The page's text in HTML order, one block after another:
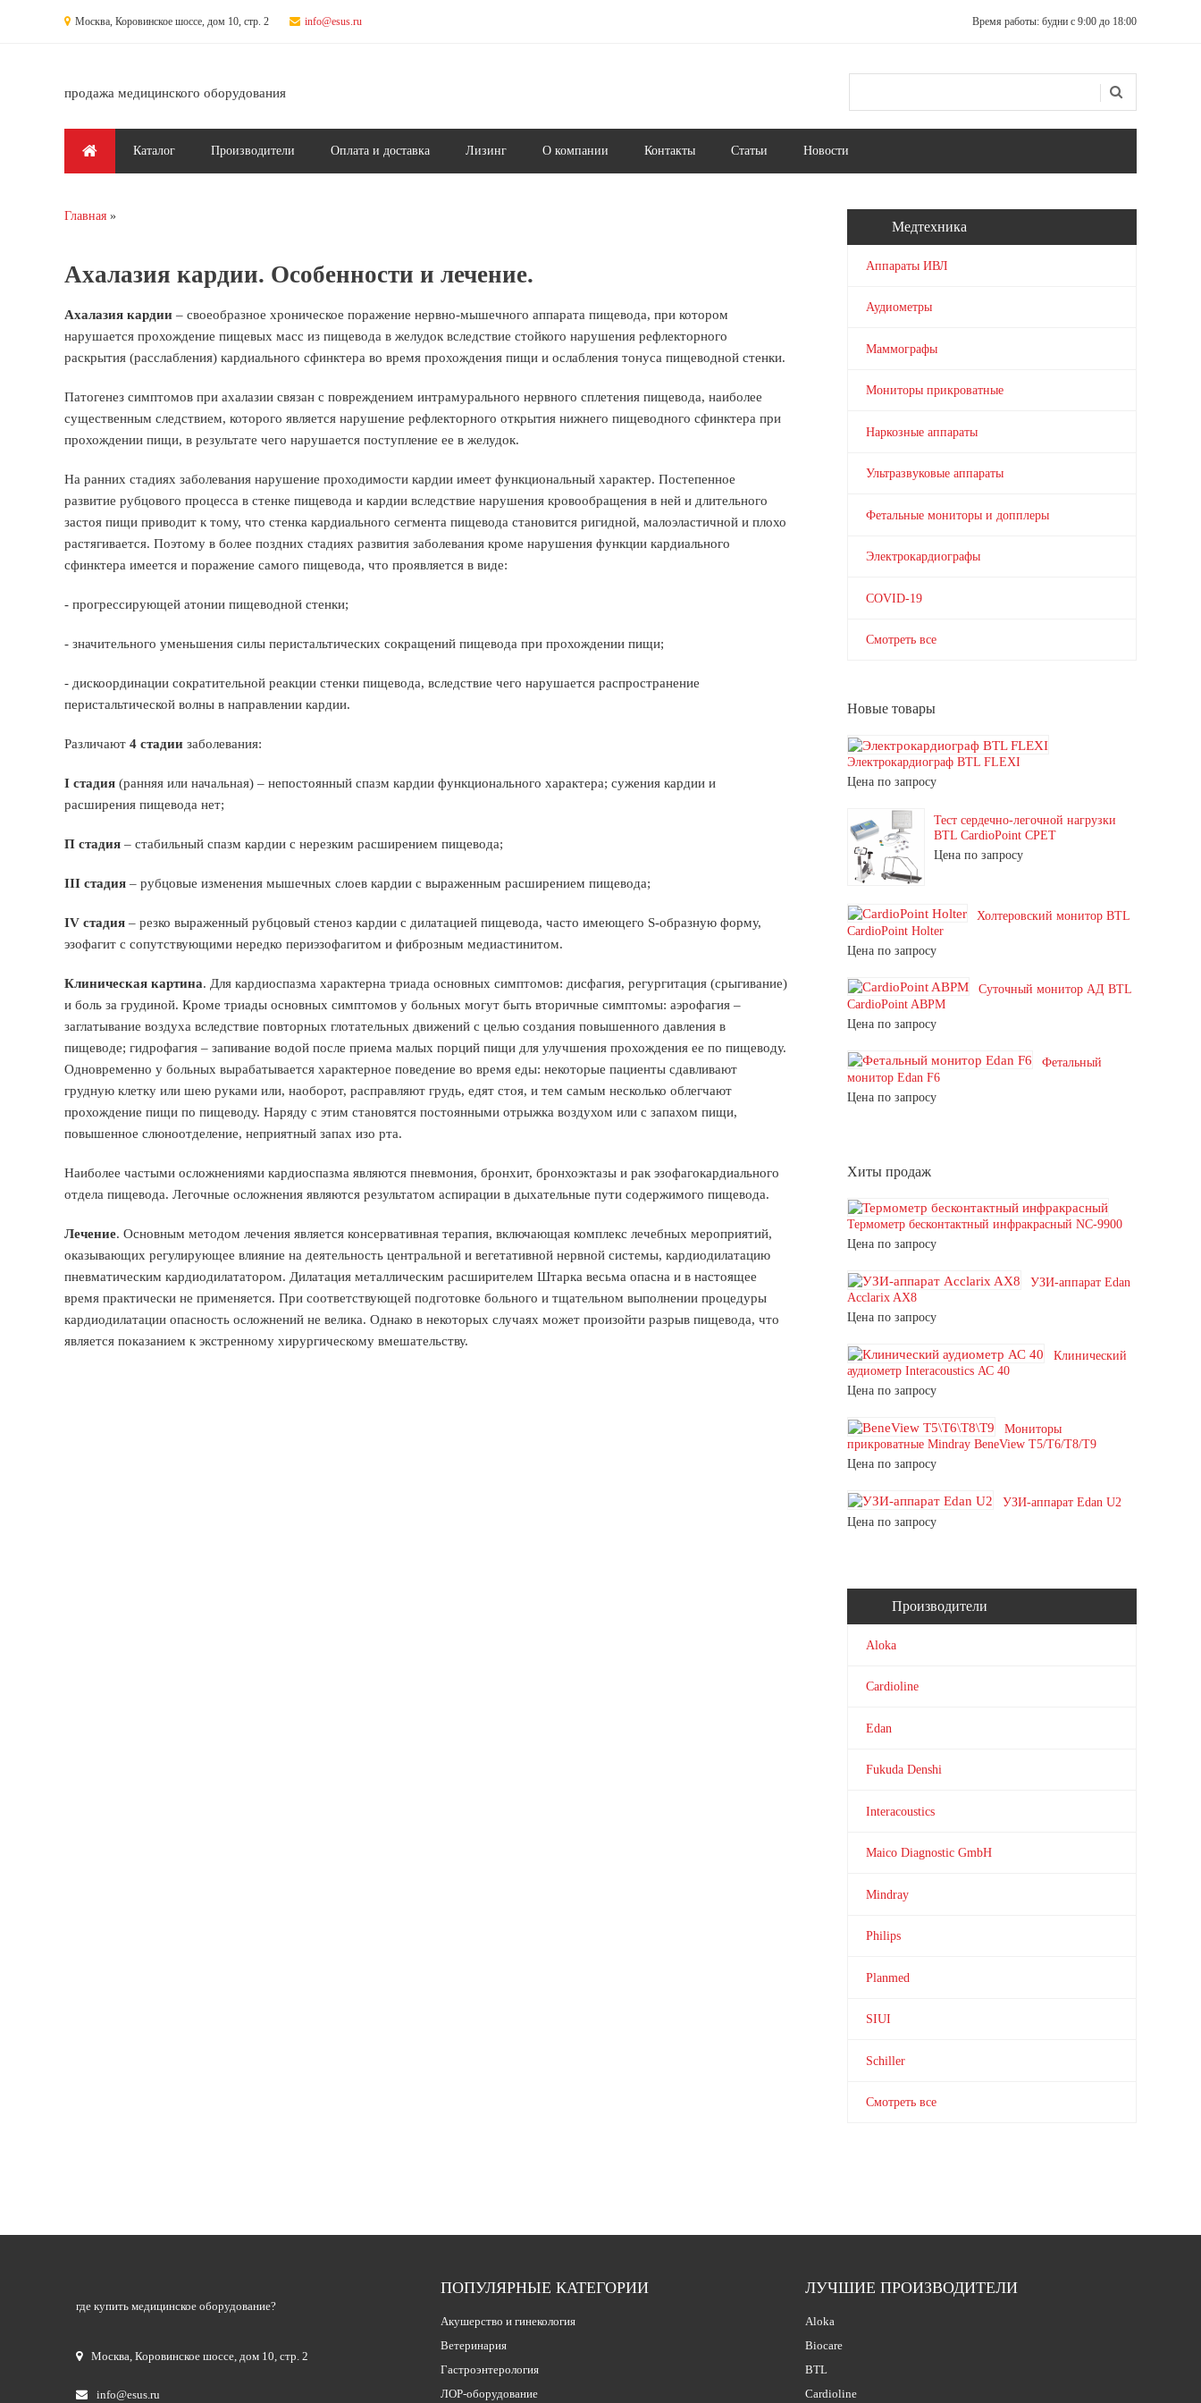
Москва, Коровинское шоссе, дом 10, стр. 2 info@esus.ru Время работы: будни с 9:00 до 18:00
продажа медицинского оборудования
Главное менюКаталог Производители Оплата и доставка Лизинг О компании Контакты Статьи Новости
Вы здесь
Главная
Ахалазия кардии. Особенности и лечение.
Ахалазия кардии – своеобразное хроническое поражение нервно-мышечного аппарата пищевода, при котором
нарушается прохождение пищевых масс из пищевода в желудок вследствие стойкого нарушения рефлекторного
раскрытия (расслабления) кардиального сфинктера во время прохождения пищи и ослабления тонуса пищеводной стенки.
Патогенез симптомов при ахалазии связан с повреждением интрамурального нервного сплетения пищевода, наиболее
существенным следствием, которого является нарушение рефлекторного открытия нижнего пищеводного сфинктера при
прохождении пищи, в результате чего нарушается поступление ее в желудок.
На ранних стадиях заболевания нарушение проходимости кардии имеет функциональный характер. Постепенное
развитие рубцового процесса в стенке пищевода и кардии вследствие нарушения кровообращения в ней и длительного
застоя пищи приводит к тому, что стенка кардиального сегмента пищевода становится ригидной, малоэластичной и плохо
растягивается. Поэтому в более поздних стадиях развития заболевания кроме нарушения функции кардиального
сфинктера имеется и поражение самого пищевода, что проявляется в виде:
- прогрессирующей атонии пищеводной стенки;
- значительного уменьшения силы перистальтических сокращений пищевода при прохождении пищи;
- дискоординации сократительной реакции стенки пищевода, вследствие чего нарушается распространение
перистальтической волны в направлении кардии.
Различают 4 стадии заболевания:
I стадия (ранняя или начальная) – непостоянный спазм кардии функционального характера; сужения кардии и
расширения пищевода нет;
П стадия – стабильный спазм кардии с нерезким расширением пищевода;
III стадия – рубцовые изменения мышечных слоев кардии с выраженным расширением пищевода;
IV стадия – резко выраженный рубцовый стеноз кардии с дилатацией пищевода, часто имеющего S-образную форму,
эзофагит с сопутствующими нередко периэзофагитом и фиброзным медиастинитом.
Клиническая картина. Для кардиоспазма характерна триада основных симптомов: дисфагия, регургитация (срыгивание)
и боль за грудиной. Кроме триады основных симптомов у больных могут быть вторичные симптомы: аэрофагия –
заглатывание воздуха вследствие повторных глотательных движений с целью создания повышенного давления в
пищеводе; гидрофагия – запивание водой после приема малых порций пищи для улучшения прохождения ее по пищеводу.
Одновременно у больных вырабатывается характерное поведение во время еды: некоторые пациенты сдавливают
грудную клетку или шею руками или, наоборот, расправляют грудь, едят стоя, и тем самым несколько облегчают
прохождение пищи по пищеводу. Наряду с этим становятся постоянными отрыжка воздухом или с запахом пищи,
повышенное слюноотделение, неприятный запах изо рта.
Наиболее частыми осложнениями кардиоспазма являются пневмония, бронхит, бронхоэктазы и рак эзофагокардиального
отдела пищевода. Легочные осложнения являются результатом аспирации в дыхательные пути содержимого пищевода.
Лечение. Основным методом лечения является консервативная терапия, включающая комплекс лечебных мероприятий,
оказывающих регулирующее влияние на деятельность центральной и вегетативной нервной системы, кардиодилатацию
пневматическим кардиодилататором. Дилатация металлическим расширителем Штарка весьма опасна и в настоящее
время практически не применяется. При соответствующей подготовке больного и тщательном выполнении процедуры
кардиодилатации опасность осложнений не велика. Однако в некоторых случаях может произойти разрыв пищевода, что
является показанием к экстренному хирургическому вмешательству.
Медтехника
Аппараты ИВЛ
Аудиометры
Маммографы
Мониторы прикроватные
Наркозные аппараты
Ультразвуковые аппараты
Фетальные мониторы и допплеры
Электрокардиографы
COVID-19
Смотреть все
Новые товары
Электрокардиограф BTL FLEXI
Цена по запросу
Тест сердечно-легочной нагрузки
BTL CardioPoint CPET
Цена по запросу
Холтеровский монитор BTL
CardioPoint Holter
Цена по запросу
Суточный монитор АД BTL
CardioPoint ABPM
Цена по запросу
Фетальный
монитор Edan F6
Цена по запросу
Хиты продаж
Термометр бесконтактный инфракрасный NC-9900
Цена по запросу
УЗИ-аппарат Edan
Acclarix AX8
Цена по запросу
Клинический
аудиометр Interacoustics АС 40
Цена по запросу
Мониторы
прикроватные Mindray BeneView T5/T6/T8/T9
Цена по запросу
УЗИ-аппарат Edan U2
Цена по запросу
Производители
Aloka
Cardioline
Edan
Fukuda Denshi
Interacoustics
Maico Diagnostic GmbH
Mindray
Philips
Planmed
SIUI
Schiller
Смотреть все
где купить медицинское оборудование?
Москва, Коровинское шоссе, дом 10, стр. 2
info@esus.ru
ПОПУЛЯРНЫЕ КАТЕГОРИИ
Акушерство и гинекология
Ветеринария
Гастроэнтерология
ЛОР-оборудование
ЛУЧШИЕ ПРОИЗВОДИТЕЛИ
Aloka
Biocare
BTL
Cardioline